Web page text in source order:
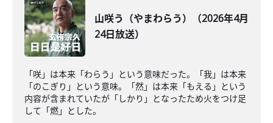
山咲う（やまわらう）（2026年4月
24日放送）
「咲」は本来「わらう」という意味だった。「我」は本来
「のこぎり」という意味。「然」は本来「もえる」という
内容が含まれていたが「しかり」となったため火をつけ足
して「燃」とした。